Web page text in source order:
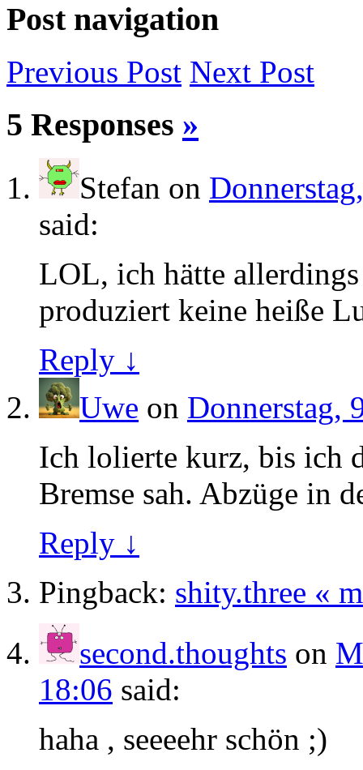
Post navigation
Previous Post Next Post
5 Responses »
Stefan on
said:
LOL, ich hätte
produziert keine heiße
Reply ↓
Uwe on Donnerstag,
Ich lolierte kurz, bis ich
Bremse sah. Abzüge in
Reply ↓
Pingback: shity.three «
second.thoughts on
18:06 said:
haha , seeeehr schön ;)